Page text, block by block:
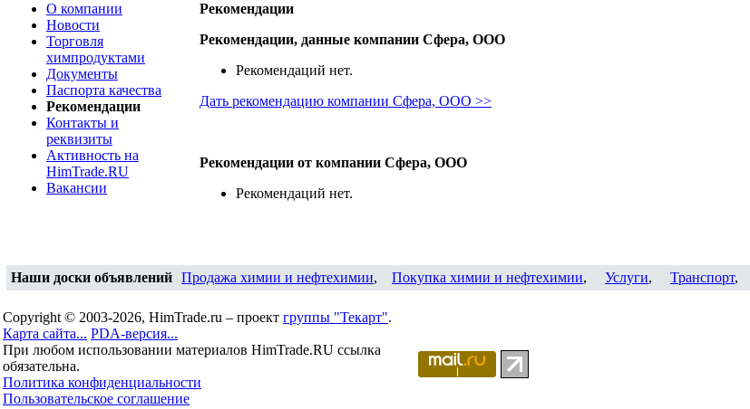
О компании
Новости
Торговля
химпродуктами
Документы
Паспорта качества
Рекомендации
Контакты и
реквизиты
Активность на
HimTrade.RU
Вакансии
Рекомендации
Рекомендации, данные компании Сфера, ООО
Рекомендаций нет.
Дать рекомендацию компании Сфера, ООО >>
Рекомендации от компании Сфера, ООО
Рекомендаций нет.
Наши доски объявлений Продажа химии и нефтехимии, Покупка химии и нефтехимии, Услуги, Транспорт,
Copyright © 2003-2026, HimTrade.ru – проект группы "Текарт".
Карта сайта... PDA-версия...
При любом использовании материалов HimTrade.RU ссылка
обязательна.
Политика конфиденциальности
Пользовательское соглашение